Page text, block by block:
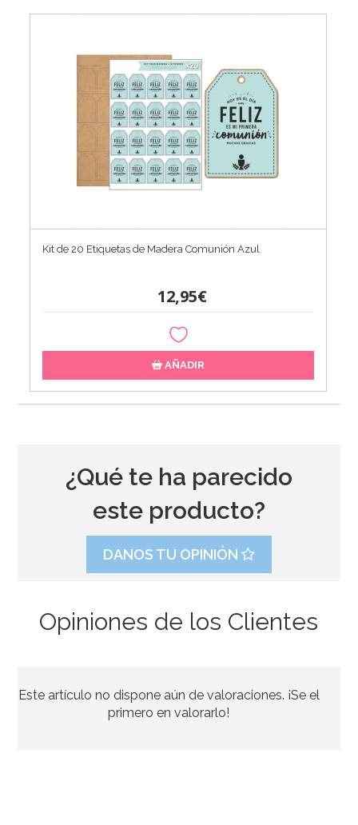
Kit de 20 Etiquetas de Madera Comunión Azul
12,95€
AÑADIR
3,50€
¿Qué te ha parecido
este producto?
DANOS TU OPINIÓN
Opiniones de los Clientes
Este artículo no dispone aún de valoraciones. ¡Se el
primero en valorarlo!